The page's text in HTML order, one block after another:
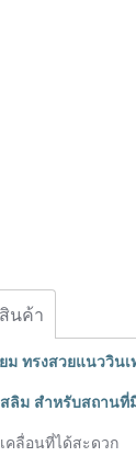
นค้า
ม ทรงสวยแนววิน
ลิม สำหรับสถานที่
คลื่อนที่ได้สะดวก